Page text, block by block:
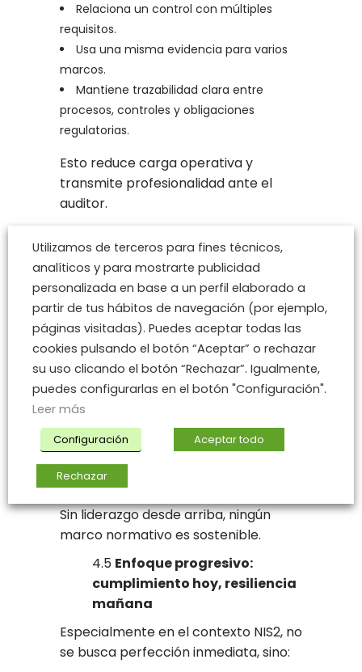
Relaciona un control con múltiples
requisitos.
Usa una misma evidencia para varios
marcos.
Mantiene trazabilidad clara entre
procesos, controles y obligaciones
regulatorias.
Esto reduce carga operativa y
transmite profesionalidad ante el
auditor.
Dirección implicada, no
solo informada
NIS2 marca un cambio cultural
importante: la seguridad deja de ser
exclusivamente técnica.
En auditoría cada vez se espera ver:
Decisiones formales documentadas.
Seguimiento de riesgos por parte de
Asignación clara de responsabilidades.
Supervisión continua del estado de la
seguridad.
Sin liderazgo desde arriba, ningún
marco normativo es sostenible.
4.5 Enfoque progresivo:
cumplimiento hoy, resiliencia
mañana
Especialmente en el contexto NIS2, no
se busca perfección inmediata, sino:
Utilizamos de terceros para fines técnicos,
analíticos y para mostrarte publicidad
personalizada en base a un perfil elaborado a
partir de tus hábitos de navegación (por ejemplo,
páginas visitadas). Puedes aceptar todas las
cookies pulsando el botón “Aceptar” o rechazar
su uso clicando el botón “Rechazar”. Igualmente,
puedes configurarlas en el botón "Configuración".
Leer más
Configuración Aceptar todo
Rechazar